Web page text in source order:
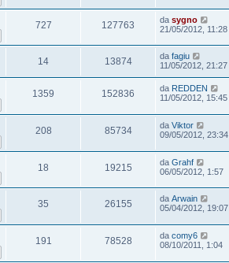
727 127763 da sygno
21/05/2012, 11:28
14 13874 da fagiu
11/05/2012, 21:27
1359 152836 da REDDEN
11/05/2012, 15:45
208 85734 da Viktor
09/05/2012, 23:34
18 19215 da Grahf
06/05/2012, 1:57
35 26155 da Arwain
05/04/2012, 19:07
191 78528 da comy6
08/10/2011, 1:04